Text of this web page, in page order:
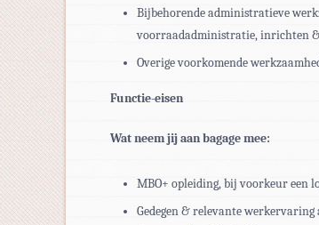
Bijbehorende administratieve
voorraadadministratie, inrichten &
Overige voorkomende
Functie-eisen
Wat neem jij aan bagage mee:
MBO+ opleiding, bij voorkeur een
Gedegen & relevante